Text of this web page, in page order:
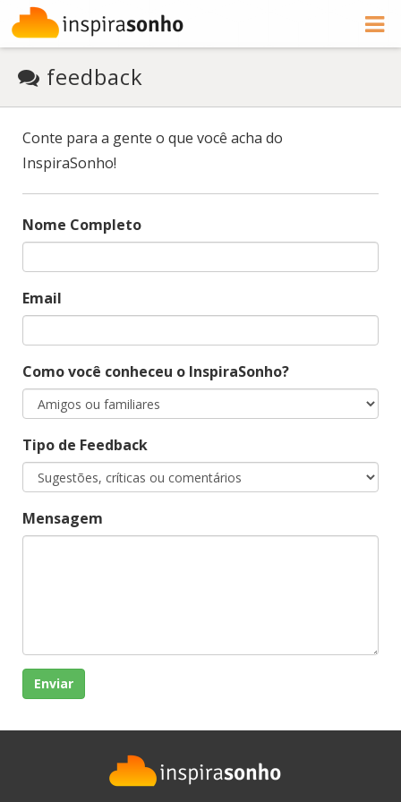
feedback
Conte para a gente o que você acha do
InspiraSonho!
Nome Completo
Email
Como você conheceu o InspiraSonho?
Tipo de Feedback
Mensagem
Enviar